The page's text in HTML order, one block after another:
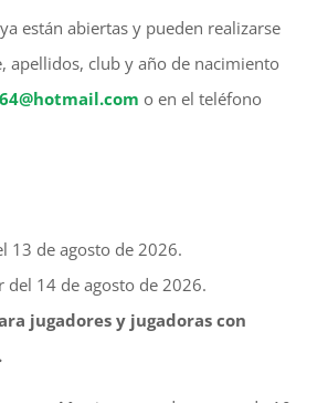
están abiertas y pueden realizarse
apellidos, club y año de nacimiento
o en el teléfono
13 de agosto de 2026.
del 14 de agosto de 2026.
jugadores y jugadoras con